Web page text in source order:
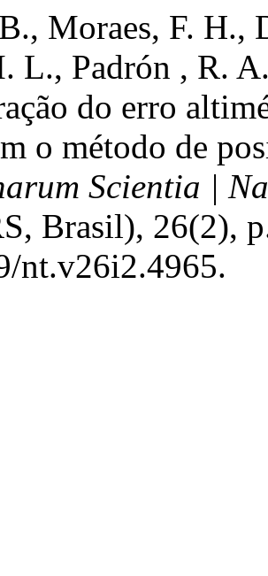
Moraes, F.
L., Padrón , R.
do erro
o método de
Scientia |
Brasil), 26(2),
nt.v26i2.4965.